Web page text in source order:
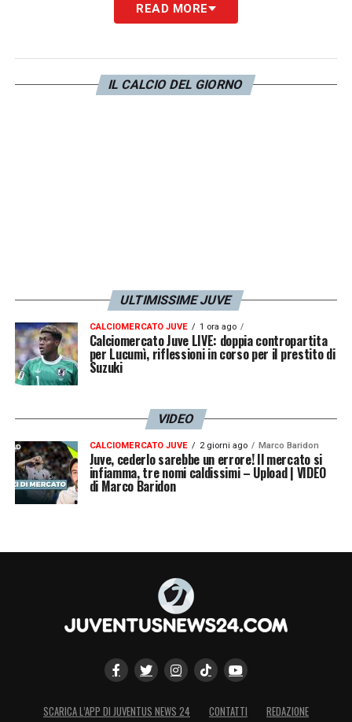
READ MORE
IL CALCIO DEL GIORNO
ULTIMISSIME JUVE
CALCIOMERCATO JUVE 1 ora ago
Calciomercato Juve LIVE: doppia contropartita
per Lucumì, riflessioni in corso per il prestito di
Suzuki
VIDEO
CALCIOMERCATO JUVE 2 giorni ago Marco Baridon
Juve, cederlo sarebbe un errore! Il mercato si
infiamma, tre nomi caldissimi – Upload | VIDEO
di Marco Baridon
SCARICA L’APP DI JUVENTUS NEWS 24 CONTATTI REDAZIONE